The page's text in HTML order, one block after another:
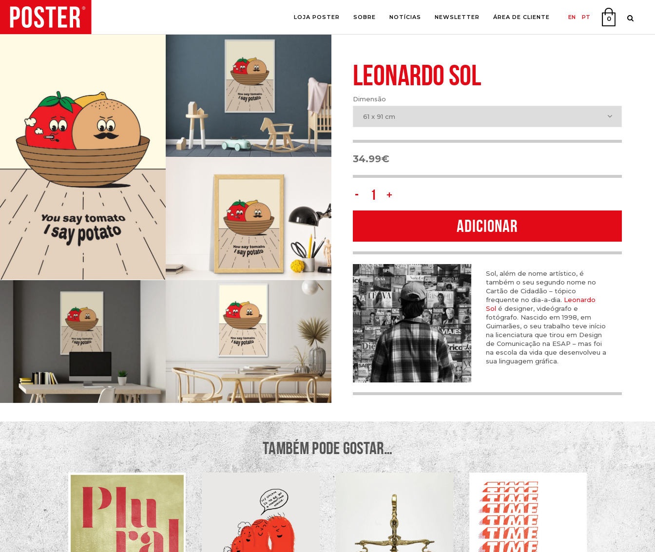
EN PT 0
LOJA POSTER
ESCRITÓRIO
ESPAÇOS CRIANÇA
FOTOGRAFIA
ILUSTRAÇÃO
LINE ART
SOBRE NOTÍCIAS NEWSLETTER ÁREA DE CLIENTE
LEONARDO SOL
Dimensão
61 x 91 cm
34.99€
Leonardo
Sol
ADICIONAR
Sol, além de nome artístico, é
também o seu segundo nome no
Cartão de Cidadão – tópico
frequente no dia-a-dia. Leonardo
Sol é designer, videógrafo e
fotógrafo. Nascido em 1998, em
Guimarães, o seu trabalho teve início
na licenciatura que tirou em Design
de Comunicação na ESAP – mas foi
na escola da vida que desenvolveu a
sua linguagem gráfica.
TAMBÉM PODE GOSTAR…